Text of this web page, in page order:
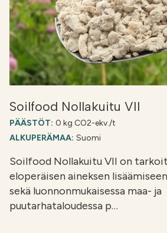
Soilfood Nollakuitu VII
PÄÄSTÖT: 0 kg CO2-ekv./t
ALKUPERÄMAA: Suomi
Soilfood Nollakuitu VII on
eloperäisen aineksen
sekä luonnonmukaisessa maa- ja
puutarhataloudessa p…